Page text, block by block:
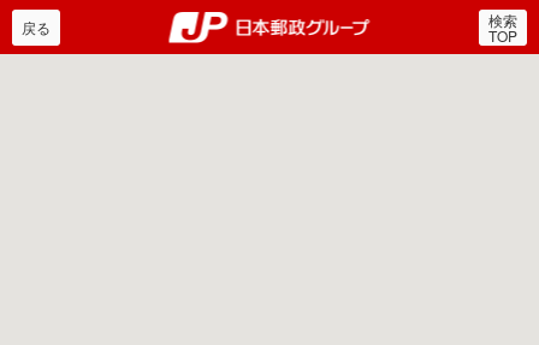
郵便局・日本郵政グルー
戻る 検索
TOP